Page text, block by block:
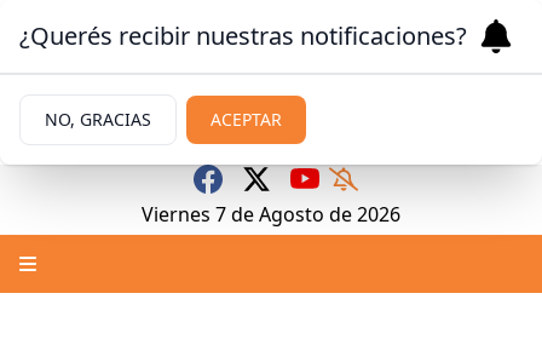
Viernes 7deAgosto de 2026
¿Querés recibir nuestras notificaciones?
NO, GRACIAS ACEPTAR